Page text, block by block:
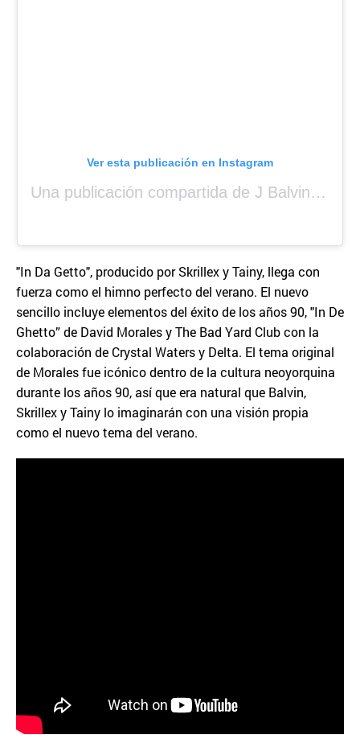
Ver esta publicación en Instagram
Una publicación compartida de J Balvin (@jbalvin)
"In Da Getto", producido por Skrillex y Tainy, llega con
fuerza como el himno perfecto del verano. El nuevo
sencillo incluye elementos del éxito de los años 90, "In De
Ghetto” de David Morales y The Bad Yard Club con la
colaboración de Crystal Waters y Delta. El tema original
de Morales fue icónico dentro de la cultura neoyorquina
durante los años 90, así que era natural que Balvin,
Skrillex y Tainy lo imaginarán con una visión propia
como el nuevo tema del verano.